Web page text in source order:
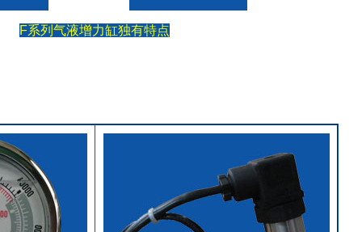
F系列气液增力缸独有特点